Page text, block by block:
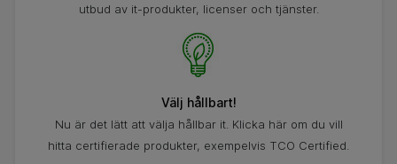
utbud av it-produkter, licenser och tjänster.
Välj hållbart!
Nu är det lätt att välja hållbar it. Klicka här om du vill
hitta certifierade produkter, exempelvis TCO Certified.